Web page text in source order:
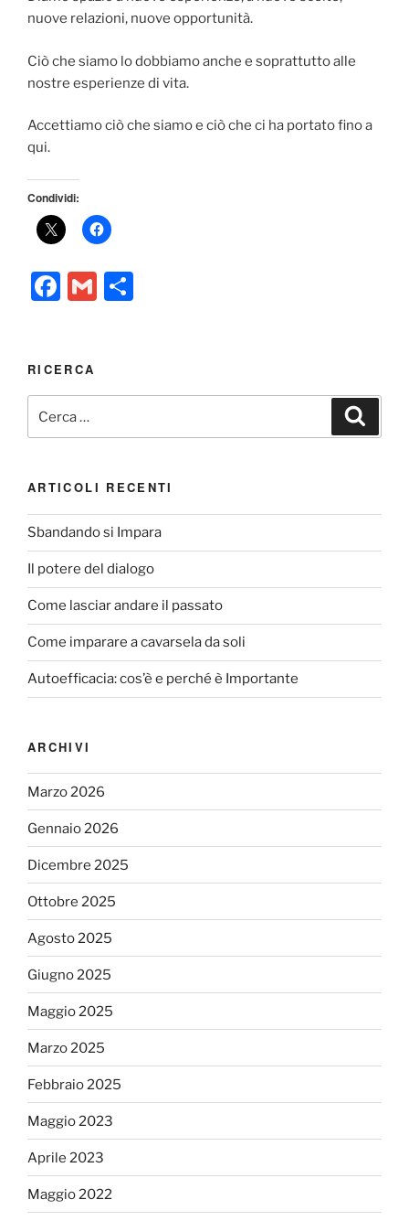
nuove relazioni, nuove opportunità.
Ciò che siamo lo dobbiamo anche e soprattutto alle
nostre esperienze di vita.
Accettiamo ciò che siamo e ciò che ci ha portato fino a
qui.
Condividi:
F
e
b
o
k
G
vi
di
RICERCA
ARTICOLI RECENTI
Sbandando si Impara
Il potere del dialogo
Come lasciar andare il passato
Come imparare a cavarsela da soli
Autoefficacia: cos’è e perché è Importante
ARCHIVI
Marzo 2026
Gennaio 2026
Dicembre 2025
Ottobre 2025
Agosto 2025
Giugno 2025
Maggio 2025
Marzo 2025
Febbraio 2025
Maggio 2023
Aprile 2023
Maggio 2022